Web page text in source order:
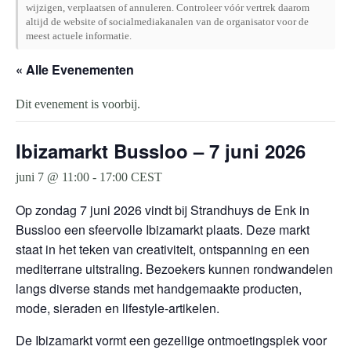
wijzigen, verplaatsen of annuleren. Controleer vóór vertrek daarom
altijd de website of socialmediakanalen van de organisator voor de
meest actuele informatie.
« Alle Evenementen
Dit evenement is voorbij.
Ibizamarkt Bussloo – 7 juni 2026
juni 7 @ 11:00 - 17:00 CEST
Op zondag 7 juni 2026 vindt bij Strandhuys de Enk in
Bussloo een sfeervolle Ibizamarkt plaats. Deze markt
staat in het teken van creativiteit, ontspanning en een
mediterrane uitstraling. Bezoekers kunnen rondwandelen
langs diverse stands met handgemaakte producten,
mode, sieraden en lifestyle-artikelen.
De Ibizamarkt vormt een gezellige ontmoetingsplek voor